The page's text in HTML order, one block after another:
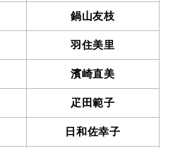
鍋山友枝
羽住美里
濱崎直美
疋田範子
日和佐幸子